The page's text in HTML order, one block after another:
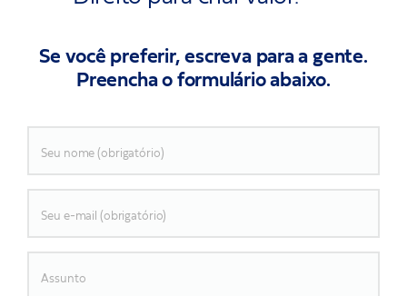
Se você preferir, escreva para a gente.
Preencha o formulário abaixo.
Seu nome (obrigatório)
Seu e-mail (obrigatório)
Assunto